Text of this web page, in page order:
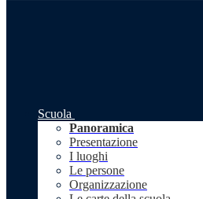
Scuola
Panoramica
Presentazione
I luoghi
Le persone
Organizzazione